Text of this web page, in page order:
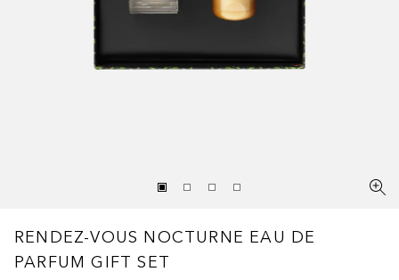
RENDEZ-VOUS NOCTURNE EAU DE
PARFUM GIFT SET